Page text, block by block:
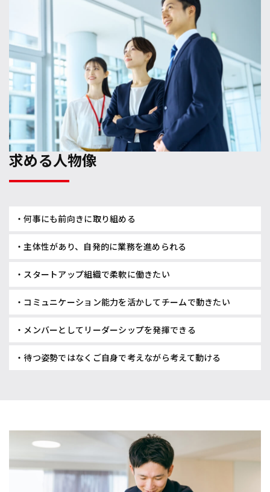
求める人物像
・何事にも前向きに取り組める
・主体性があり、自発的に業務を進められる
・スタートアップ組織で柔軟に働きたい
・コミュニケーション能力を活かしてチームで動きたい
・メンバーとしてリーダーシップを発揮できる
・待つ姿勢ではなくご自身で考えながら考えて動ける